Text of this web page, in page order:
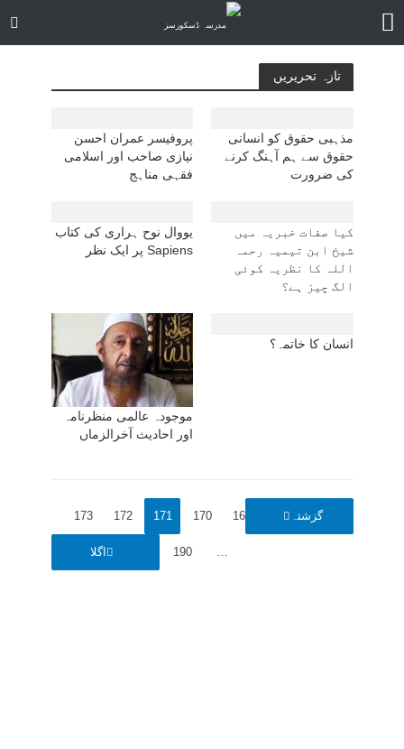
تازہ تحریریں
مذہبی حقوق کو انسانی
حقوق سے ہم آہنگ کرنے
کی ضرورت
پروفیسر عمران احسن
نیازی صاحب اور اسلامی
فقہی مناہج
کیا صفات خبریہ میں
شیخ ابن تیمیہ رحمہ
اللہ کا نظریہ کوئی
الگ چیز ہے؟
یووال نوح ہراری کی کتاب
Sapiens پر ایک نظر
انسان کا خاتمہ؟
موجودہ عالمی منظرنامہ
اور احادیث آخرالزماں
گزشتہ
1
…
169
170
171
172
173
…
190 اگلا